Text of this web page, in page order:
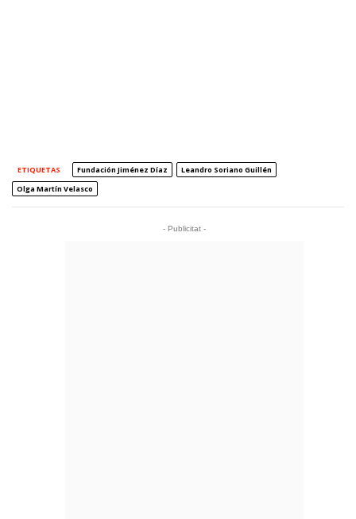
ETIQUETAS Fundación Jiménez Díaz
Leandro Soriano Guillén
Olga Martín Velasco
- Publicitat -